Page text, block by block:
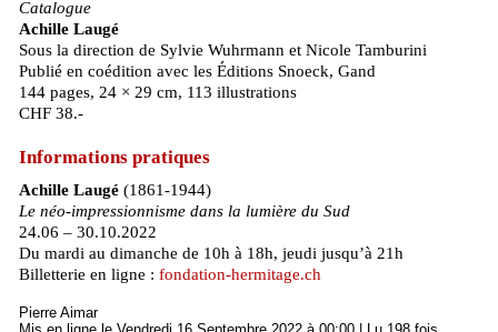
Catalogue
Achille Laugé
Sous la direction de Sylvie Wuhrmann et Nicole Tamburini
Publié en coédition avec les Éditions Snoeck, Gand
144 pages, 24 × 29 cm, 113 illustrations
CHF 38.-
Informations pratiques
Achille Laugé (1861-1944)
Le néo-impressionnisme dans la lumière du Sud
24.06 – 30.10.2022
Du mardi au dimanche de 10h à 18h, jeudi jusqu’à 21h
Billetterie en ligne : fondation-hermitage.ch
Pierre Aimar